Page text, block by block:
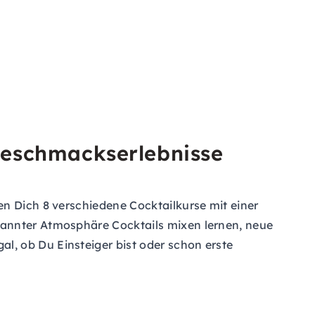
Dich 8 verschiedene Cocktailkurse mit einer
Atmosphäre Cocktails mixen lernen, neue
ob Du Einsteiger bist oder schon erste